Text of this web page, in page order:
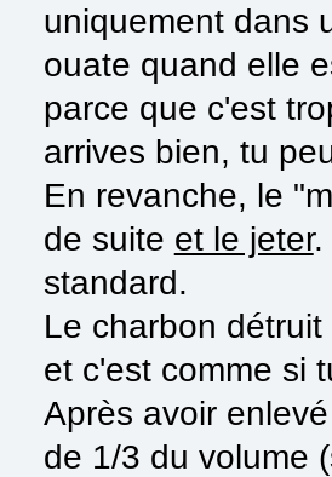
uniquement dans
ouate quand elle
parce que c'est
arrives bien, tu
En revanche, le
de suite et le jeter.
standard.
Le charbon
et c'est comme si
Après avoir
de 1/3 du volume